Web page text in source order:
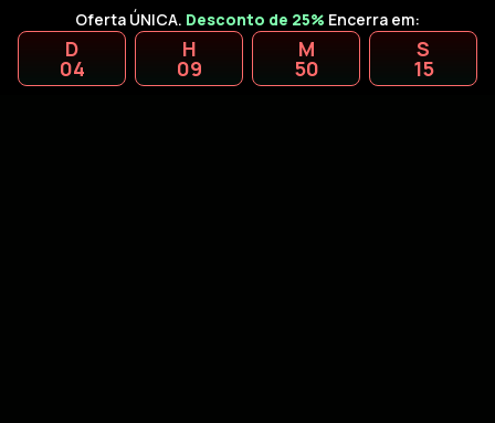
Oferta ÚNICA. Desconto de 25% Encerra em:
D
04
H
09
M
50
S
14